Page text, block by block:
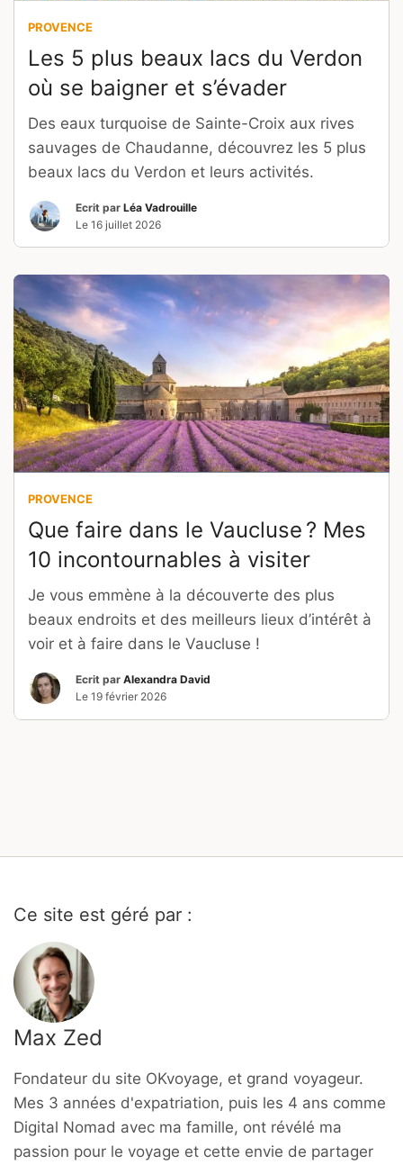
PROVENCE
Les 5 plus beaux lacs du Verdon
où se baigner et s’évader
Des eaux turquoise de Sainte-Croix aux rives
sauvages de Chaudanne, découvrez les 5 plus
beaux lacs du Verdon et leurs activités.
Ecrit par Léa Vadrouille
Le 16 juillet 2026
PROVENCE
Que faire dans le Vaucluse ? Mes
10 incontournables à visiter
Je vous emmène à la découverte des plus
beaux endroits et des meilleurs lieux d’intérêt à
voir et à faire dans le Vaucluse !
Ecrit par Alexandra David
Le 19 février 2026
Ce site est géré par :
Max Zed
Fondateur du site OKvoyage, et grand voyageur.
Mes 3 années d'expatriation, puis les 4 ans comme
Digital Nomad avec ma famille, ont révélé ma
passion pour le voyage et cette envie de partager